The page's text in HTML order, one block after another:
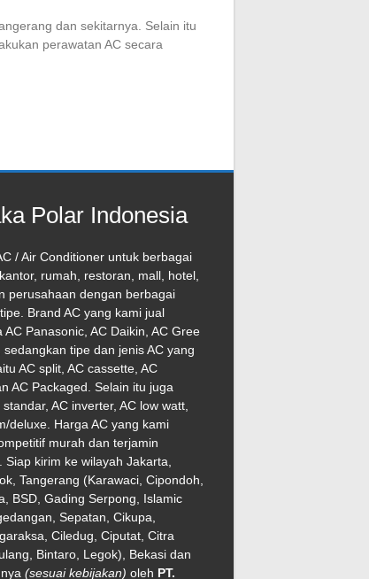
dan sekitarnya. Selain itu
perawatan AC secara
Polar Indonesia
/ Air Conditioner untuk berbagai
rumah, restoran, mall, hotel,
perusahaan dengan berbagai
Brand AC yang kami jual
AC Panasonic, AC Daikin, AC Gree
sedangkan tipe dan jenis AC yang
AC split, AC cassette, AC
AC Packaged. Selain itu juga
AC inverter, AC low watt,
deluxe. Harga AC yang kami
murah dan terjamin
Siap kirim ke wilayah Jakarta,
Tangerang (Karawaci, Cipondoh,
BSD, Gading Serpong, Islamic
Sepatan, Cikupa,
Ciledug, Ciputat, Citra
Bintaro, Legok), Bekasi dan
(sesuai kebijakan) oleh PT.